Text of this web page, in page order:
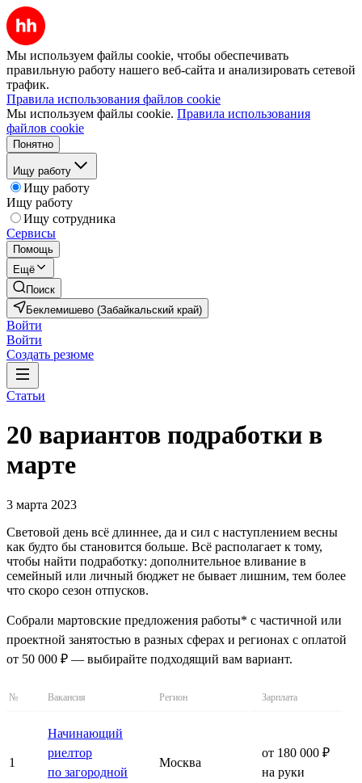
Мы используем файлы cookie, чтобы обеспечивать
правильную работу нашего веб-сайта и анализировать сетевой
трафик.
Правила использования файлов cookie
Мы используем файлы cookie. Правила использования
файлов cookie
Понятно
Ищу работу
Ищу работу
Ищу работу
Ищу сотрудника
Сервисы
Помощь
Ещё
Поиск
Беклемишево (Забайкальский край)
Войти
Войти
Создать резюме
Статьи
20 вариантов подработки в
марте
3 марта 2023
Световой день всё длиннее, да и сил с наступлением весны
как будто бы становится больше. Всё располагает к тому,
чтобы найти подработку: дополнительное вливание в
семейный или личный бюджет не бывает лишним, тем более
что скоро сезон отпусков.
Собрали мартовские предложения работы* с частичной или
проектной занятостью в разных сферах и регионах с оплатой
от 50 000 ₽ — выбирайте подходящий вам вариант.
№ Вакансия Регион Зарплата
1
Начинающий
риелтор
по загородной
Москва
от 180 000 ₽
на руки